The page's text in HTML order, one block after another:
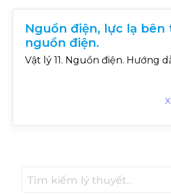
Nguồn điện, lực lạ bên
nguồn điện.
Vật lý 11. Nguồn điện. Hướng